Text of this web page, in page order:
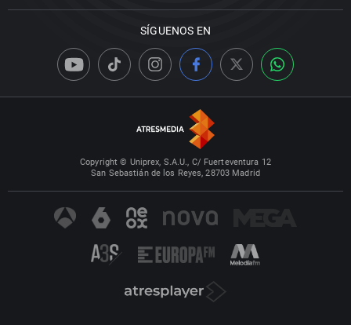
SÍGUENOS EN
Copyright © Uniprex, S.A.U., C/ Fuerteventura 12
San Sebastián de los Reyes, 28703 Madrid